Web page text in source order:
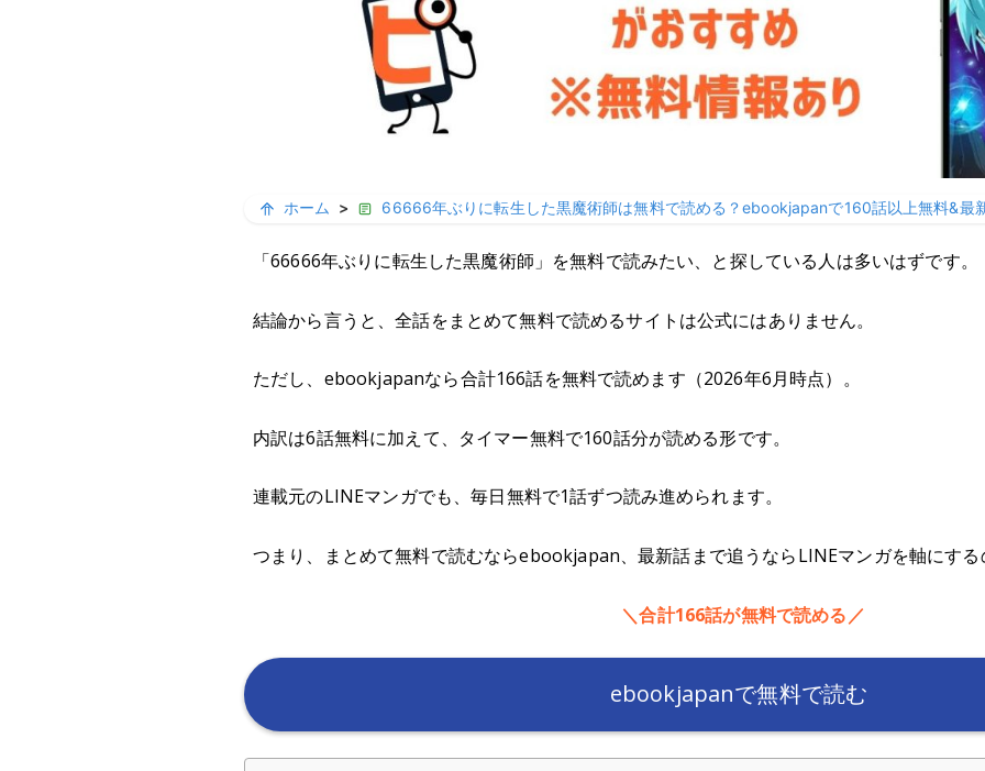
ホーム > 66666年ぶりに転生した黒魔術師は無料で読める？ebookjapanで160話以上無料&最
「66666年ぶりに転生した黒魔術師」を無料で読みたい、と探している人は多いはずです。
結論から言うと、全話をまとめて無料で読めるサイトは公式にはありません。
ただし、ebookjapanなら合計166話を無料で読めます（2026年6月時点）。
内訳は6話無料に加えて、タイマー無料で160話分が読める形です。
連載元のLINEマンガでも、毎日無料で1話ずつ読み進められます。
つまり、まとめて無料で読むならebookjapan、最新話まで追うならLINEマンガを軸にす
＼合計166話が無料で読める／
ebookjapanで無料で読む